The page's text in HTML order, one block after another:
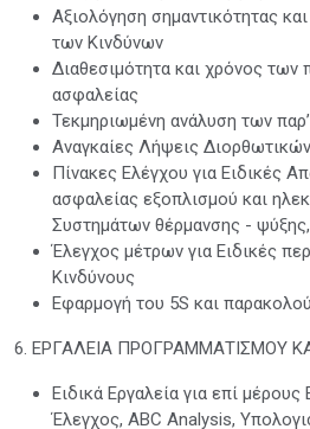
Αξιολόγηση σημαντικότητας
των Κινδύνων
Διαθεσιμότητα και χρόνος
ασφαλείας
Τεκμηριωμένη ανάλυση των
Αναγκαίες Λήψεις
Πίνακες Ελέγχου για Ειδικές
ασφαλείας εξοπλισμού και
Συστημάτων θέρμανσης -
Έλεγχος μέτρων για Ειδικές
Κινδύνους
Εφαρμογή του 5S και
6. ΕΡΓΑΛΕΙΑ ΠΡΟΓΡΑΜΜΑΤΙΣΜΟΥ
Ειδικά Εργαλεία για επί
Έλεγχος, ABC Analysis,